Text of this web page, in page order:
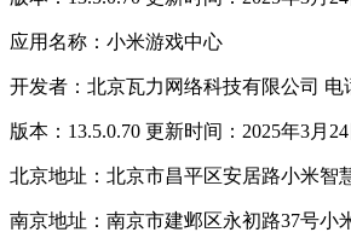
应用名称：小米游戏中心
开发者：北京瓦力网络科技有限公司 电
版本：13.5.0.70 更新时间：2025年3月24
北京地址：北京市昌平区安居路小米智
南京地址：南京市建邺区永初路37号小